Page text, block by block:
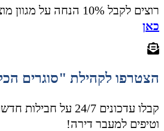
רוצים לקבל 10% הנחה על מגוון מוצרים באתר?
כאן
הצטרפו לקהילת "סוגרים
קבלו עדכונים 24/7 על
וטיפים למעבר דירה!